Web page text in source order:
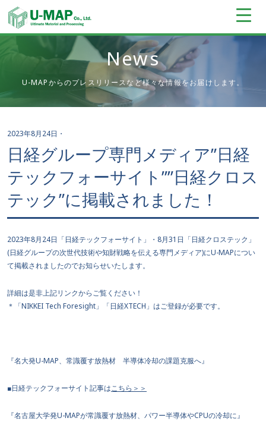
News
U-MAPからのプレスリリースなど様々な情報をお届けします。
2023年8月24日 ・
日経グループ専門メディア”日経
テックフォーサイト””日経クロス
テック”に掲載されました！
2023年8月24日「日経テックフォーサイト」・8月31日「日経クロステック」
(日経グループの次世代技術や知財戦略を伝える専門メディア)にU-MAPについ
て掲載されましたのでお知らせいたします。
詳細は是非上記リンクからご覧ください！
＊「NIKKEI Tech Foresight」「日経XTECH」はご登録が必要です。
『名大発U-MAP、常識覆す放熱材 半導体冷却の課題克服へ』
■日経テックフォーサイト記事はこちら＞＞
『名古屋大学発U-MAPが常識覆す放熱材、パワー半導体やCPUの冷却に』